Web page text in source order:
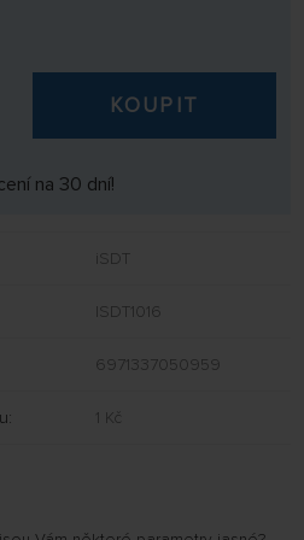
KOUPIT
na 30 dní!
iSDT
ISDT1016
6971337050959
1 Kč